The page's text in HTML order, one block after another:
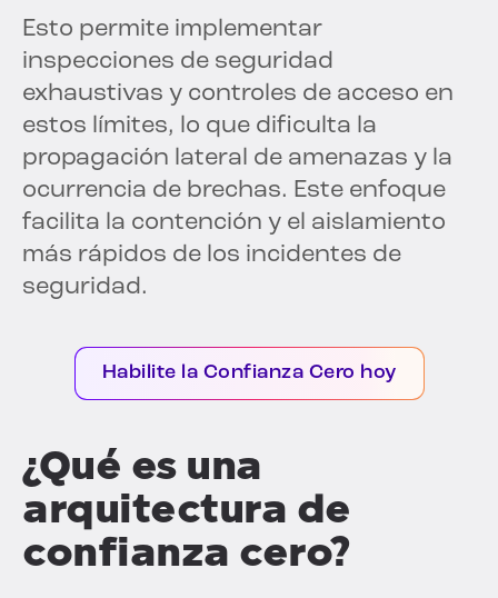
Esto permite implementar
inspecciones de seguridad
exhaustivas y controles de acceso en
estos límites, lo que dificulta la
propagación lateral de amenazas y la
ocurrencia de brechas. Este enfoque
facilita la contención y el aislamiento
más rápidos de los incidentes de
seguridad.
Habilite la Confianza Cero hoy
¿Qué es una
arquitectura de
confianza cero?